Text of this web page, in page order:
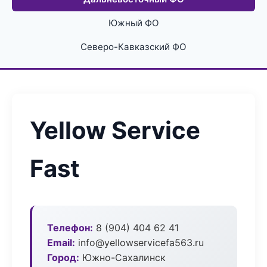
Южный ФО
Северо-Кавказский ФО
Yellow Service
Fast
Телефон: 8 (904) 404 62 41
Email: info@yellowservicefa563.ru
Город: Южно-Сахалинск